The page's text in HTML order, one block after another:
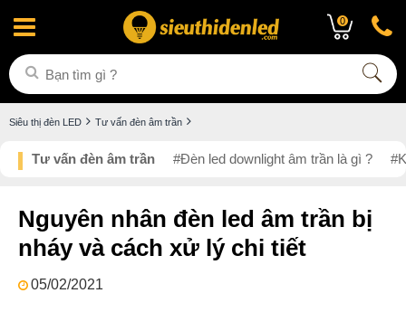
0
Siêu thị đèn LED Tư vấn đèn âm trần
Tư vấn đèn âm trần #Đèn led downlight âm trần là gì ?
Nguyên nhân đèn led âm trần bị
nháy và cách xử lý chi tiết
05/02/2021